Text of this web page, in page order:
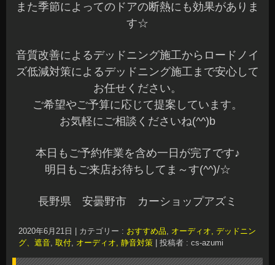
また季節によってのドアの断熱にも効果がありま
す☆
音質改善によるデッドニング施工からロードノイ
ズ低減対策によるデッドニング施工まで安心して
お任せください。
ご希望やご予算に応じて提案しています。
お気軽にご相談くださいね(^^)b
本日もご予約作業を含め一日が完了です♪
明日もご来店お待ちしてま～す(^^)/☆
長野県 安曇野市 カーショップアズミ
2020年6月21日 カテゴリー : おすすめ品, オーディオ, デッドニン
グ、遮音, 取付, オーディオ, 静音対策 投稿者 : cs-azumi